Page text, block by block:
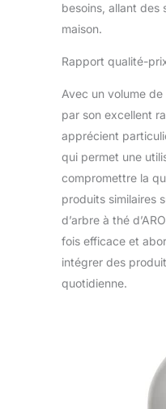
besoins, allant des
maison.
Rapport qualité-
Avec un volume
par son excellent
apprécient
qui permet une
compromettre la
produits similaires
d’arbre à thé
fois efficace et
intégrer des
quotidienne.